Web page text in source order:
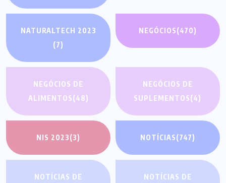
NATURALTECH 2023
(7)
NEGÓCIOS(470)
NEGÓCIOS DE
ALIMENTOS(48)
NEGÓCIOS DE
SUPLEMENTOS(4)
NIS 2023(3) NOTÍCIAS(747)
NOTÍCIAS DE NOTÍCIAS DE